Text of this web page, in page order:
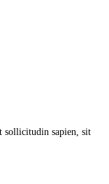
sollicitudin sapien, sit